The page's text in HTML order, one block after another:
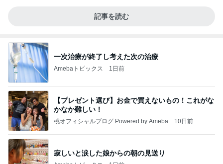
記事を読む
一次治療が終了し考えた次の治療
Amebaトピックス 1日前
【プレゼント選び】お金で買えないもの！これがな
かなか難しい！
桃オフィシャルブログ Powered by Ameba 10日前
寂しいと涙した娘からの朝の見送り